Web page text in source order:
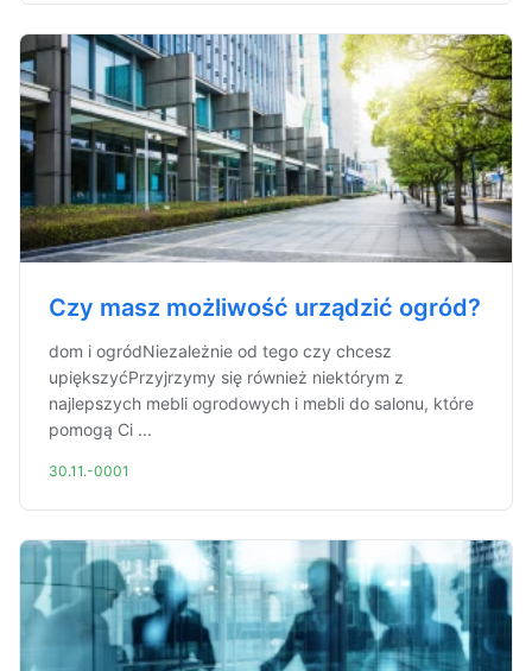
Czy masz możliwość urządzić ogród?
dom i ogródNiezależnie od tego czy chcesz
upiększyćPrzyjrzymy się również niektórym z
najlepszych mebli ogrodowych i mebli do salonu, które
pomogą Ci ...
30.11.-0001